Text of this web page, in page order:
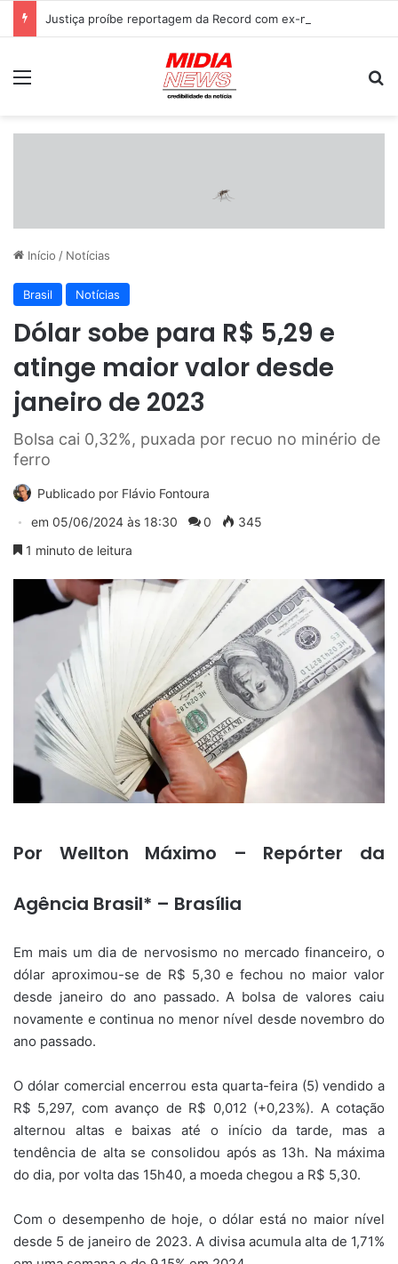
Início / Notícias
Brasil Notícias
Dólar sobe para R$ 5,29 e
atinge maior valor desde
janeiro de 2023
Bolsa cai 0,32%, puxada por recuo no minério de
ferro
Publicado por Flávio Fontoura
em 05/06/2024 às 18:30 0
345
1 minuto de leitura
Por Wellton Máximo – Repórter da
Agência Brasil* – Brasília
Em mais um dia de nervosismo no mercado financeiro, o
dólar aproximou-se de R$ 5,30 e fechou no maior valor
desde janeiro do ano passado. A bolsa de valores caiu
novamente e continua no menor nível desde novembro do
ano passado.
O dólar comercial encerrou esta quarta-feira (5) vendido a
R$ 5,297, com avanço de R$ 0,012 (+0,23%). A cotação
alternou altas e baixas até o início da tarde, mas a
tendência de alta se consolidou após as 13h. Na máxima
do dia, por volta das 15h40, a moeda chegou a R$ 5,30.
Com o desempenho de hoje, o dólar está no maior nível
desde 5 de janeiro de 2023. A divisa acumula alta de 1,71%